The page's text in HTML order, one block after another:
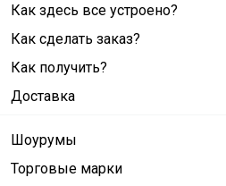
Как здесь все устроено?
Как сделать заказ?
Как получить?
Доставка
Шоурумы
Торговые марки